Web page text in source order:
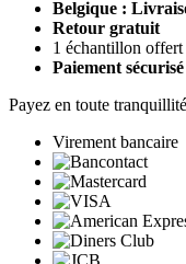
Belgique :
Retour gratuit
1 échantillon
Paiement sécurisé
Payez en toute
Virement bancaire